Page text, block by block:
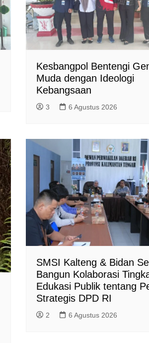
Kesbangpol Bentengi
Muda dengan Ideologi
Kebangsaan
3 6 Agustus 2026
SMSI Kalteng & Bidan
Bangun Kolaborasi
Edukasi Publik tentang
Strategis DPD RI
2 6 Agustus 2026